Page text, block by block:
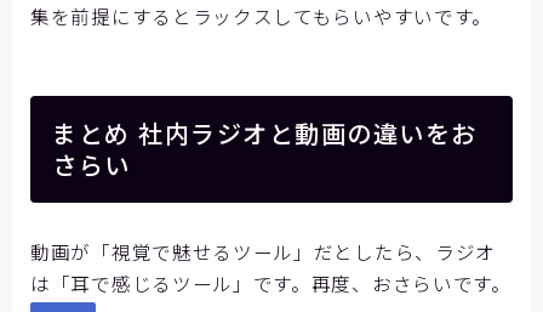
集を前提にするとラックスしてもらいやすいです。
まとめ 社内ラジオと動画の違いをお
さらい
動画が「視覚で魅せるツール」だとしたら、ラジオ
は「耳で感じるツール」です。再度、おさらいです。